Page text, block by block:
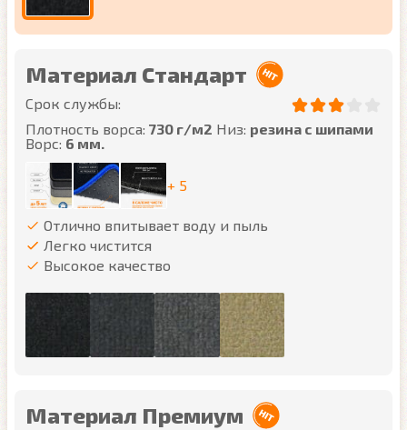
Материал Стандарт
Срок службы:
Плотность ворса: 730 г/м2 Низ: резина с шипами
Ворс: 6 мм.
+ 5
Отлично впитывает воду и пыль
Легко чистится
Высокое качество
Материал Премиум